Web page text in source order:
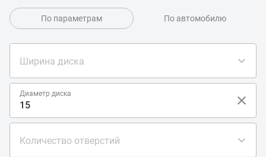
По параметрам По автомобилю
Ширина диска
Диаметр диска
Количество отверстий